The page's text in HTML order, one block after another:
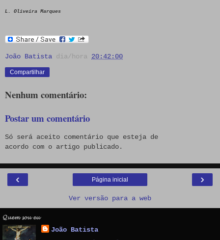
L. Oliveira Marques
João Batista dia/hora 20:42:00
Compartilhar
Nenhum comentário:
Postar um comentário
Só será aceito comentário que esteja de
acordo com o artigo publicado.
‹ ›
Página inicial
Ver versão para a web
𝓠𝓾𝓮𝓶 𝓼𝓸𝓾 𝓮𝓾
João Batista